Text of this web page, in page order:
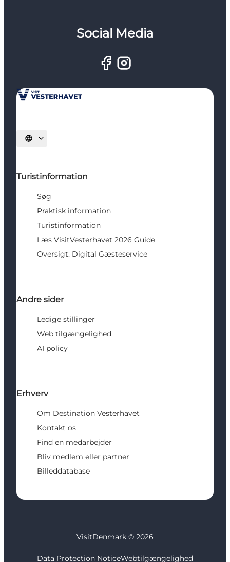
Social Media
Vælg sprog
Turistinformation
Søg
Praktisk information
Turistinformation
Læs VisitVesterhavet 2026 Guide
Oversigt: Digital Gæsteservice
Andre sider
Ledige stillinger
Web tilgængelighed
AI policy
Erhverv
Om Destination Vesterhavet
Kontakt os
Find en medarbejder
Bliv medlem eller partner
Billeddatabase
VisitDenmark © 2026
Data Protection NoticeWebtilgængelighed